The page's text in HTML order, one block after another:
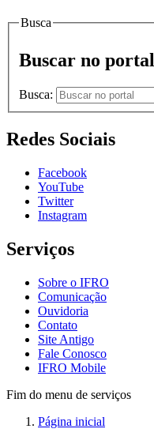
Busca
Buscar no portal
Busca:
Redes Sociais
Facebook
YouTube
Twitter
Instagram
Serviços
Sobre o IFRO
Comunicação
Ouvidoria
Contato
Site Antigo
Fale Conosco
IFRO Mobile
Fim do menu de serviços
Página inicial